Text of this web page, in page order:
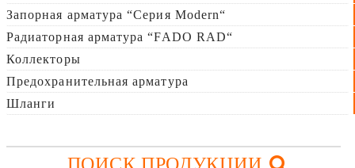
Запорная арматура “Серия Modern“
Радиаторная арматура “FADO RAD“
Коллекторы
Предохранительная арматура
Шланги